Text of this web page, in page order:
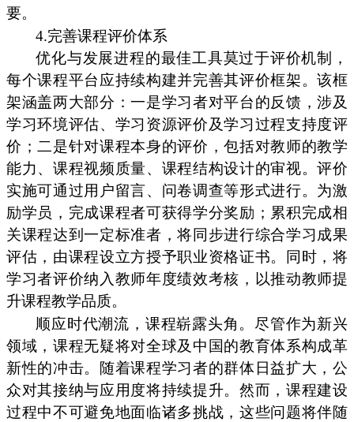
要。
4.完善课程评价体系
优化与发展进程的最佳工具莫过于评价机制，
每个课程平台应持续构建并完善其评价框架。该框
架涵盖两大部分：一是学习者对平台的反馈，涉及
学习环境评估、学习资源评价及学习过程支持度评
价；二是针对课程本身的评价，包括对教师的教学
能力、课程视频质量、课程结构设计的审视。评价
实施可通过用户留言、问卷调查等形式进行。为激
励学员，完成课程者可获得学分奖励；累积完成相
关课程达到一定标准者，将同步进行综合学习成果
评估，由课程设立方授予职业资格证书。同时，将
学习者评价纳入教师年度绩效考核，以推动教师提
升课程教学品质。
顺应时代潮流，课程崭露头角。尽管作为新兴
领域，课程无疑将对全球及中国的教育体系构成革
新性的冲击。随着课程学习者的群体日益扩大，公
众对其接纳与应用度将持续提升。然而，课程建设
过程中不可避免地面临诸多挑战，这些问题将伴随